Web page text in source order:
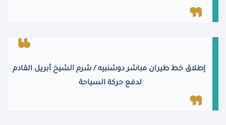
إطلاق خط طيران مباشر دوشنبيه / شرم الشيخ أبريل القادم
لدفع حركة السياحة